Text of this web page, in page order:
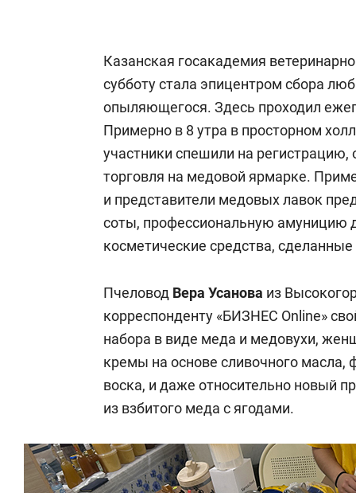
Казанская госакадемия
субботу стала эпицентром сбора
опыляющегося. Здесь проходил
Примерно в 8 утра в просторном
участники спешили на
торговля на медовой ярмарке.
и представители медовых лавок
соты, профессиональную амуницию
косметические средства,
Пчеловод Вера Усанова из
корреспонденту «БИЗНЕС Online»
набора в виде меда и медовухи,
кремы на основе сливочного масла,
воска, и даже относительно новый
из взбитого меда с ягодами.